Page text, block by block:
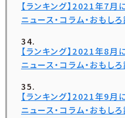
【ランキング】2021年7月
ニュース・コラム・おもし
【ランキング】2021年8月
ニュース・コラム・おもし
【ランキング】2021年9月
ニュース・コラム・おもし